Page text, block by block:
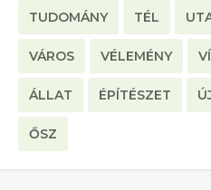
TUDOMÁNY TÉL
VÁROS VÉLEMÉNY
ÁLLAT ÉPÍTÉSZET
ŐSZ